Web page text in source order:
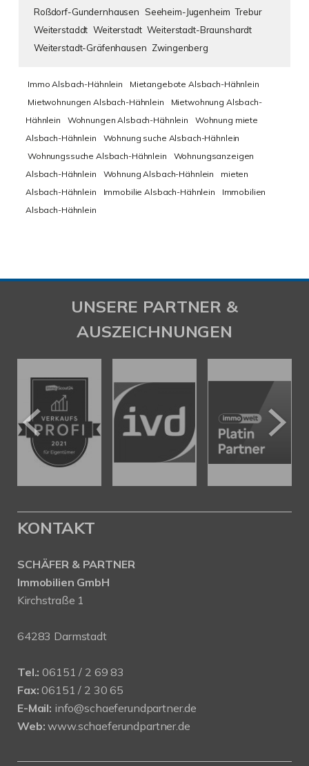
Roßdorf-Gundernhausen Seeheim-Jugenheim Trebur
Weiterstaddt Weiterstadt Weiterstadt-Braunshardt
Weiterstadt-Gräfenhausen Zwingenberg
Immo Alsbach-Hähnlein
Mietangebote Alsbach-Hähnlein
Mietwohnungen Alsbach-Hähnlein
Mietwohnung Alsbach-
Hähnlein
Wohnungen Alsbach-Hähnlein
Wohnung miete
Alsbach-Hähnlein
Wohnung suche Alsbach-Hähnlein
Wohnungssuche Alsbach-Hähnlein
Wohnungsanzeigen
Alsbach-Hähnlein
Wohnung Alsbach-Hähnlein
mieten
Alsbach-Hähnlein
Immobilie Alsbach-Hähnlein
Immobilien
Alsbach-Hähnlein
UNSERE PARTNER &
AUSZEICHNUNGEN
KONTAKT
SCHÄFER & PARTNER
Immobilien GmbH
Kirchstraße 1
64283 Darmstadt
Tel.: 06151 / 2 69 83
Fax: 06151 / 2 30 65
E-Mail: info@schaeferundpartner.de
Web: www.schaeferundpartner.de